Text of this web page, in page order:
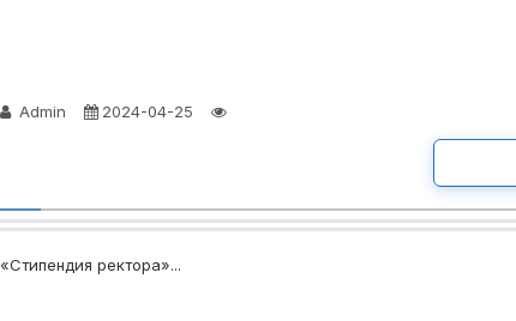
Admin 2024-04-25
«Стипендия ректора»...